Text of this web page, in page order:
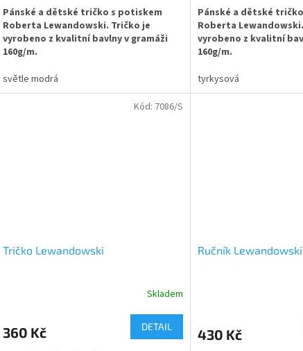
z
5
hvězdiček.
Pánské a dětské tričko s potiskem
Roberta Lewandowski. Tričko je
vyrobeno z kvalitní bavlny v gramáži
160g/m.
světle modrá
z
5
hvězdiček.
Pánské a dětské
Roberta
vyrobeno z kvalitní
160g/m.
tyrkysová
Tričko Lewandowski
je
Skladem
360 Kč DETAIL
Kód: 7086/S
Ručník Lewandowski
je
430 Kč